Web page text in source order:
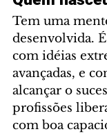
Tem uma
desenvolvida.
com idéias
avançadas, e
alcançar o
profissões
com boa